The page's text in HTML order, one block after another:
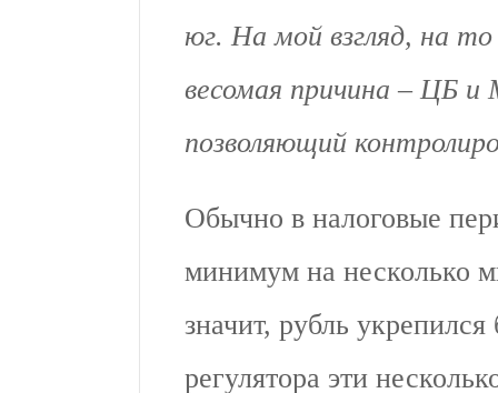
юг. На мой взгляд, на
весомая причина – ЦБ
позволяющий
Обычно в налоговые
минимум на несколько
значит, рубль
регулятора эти